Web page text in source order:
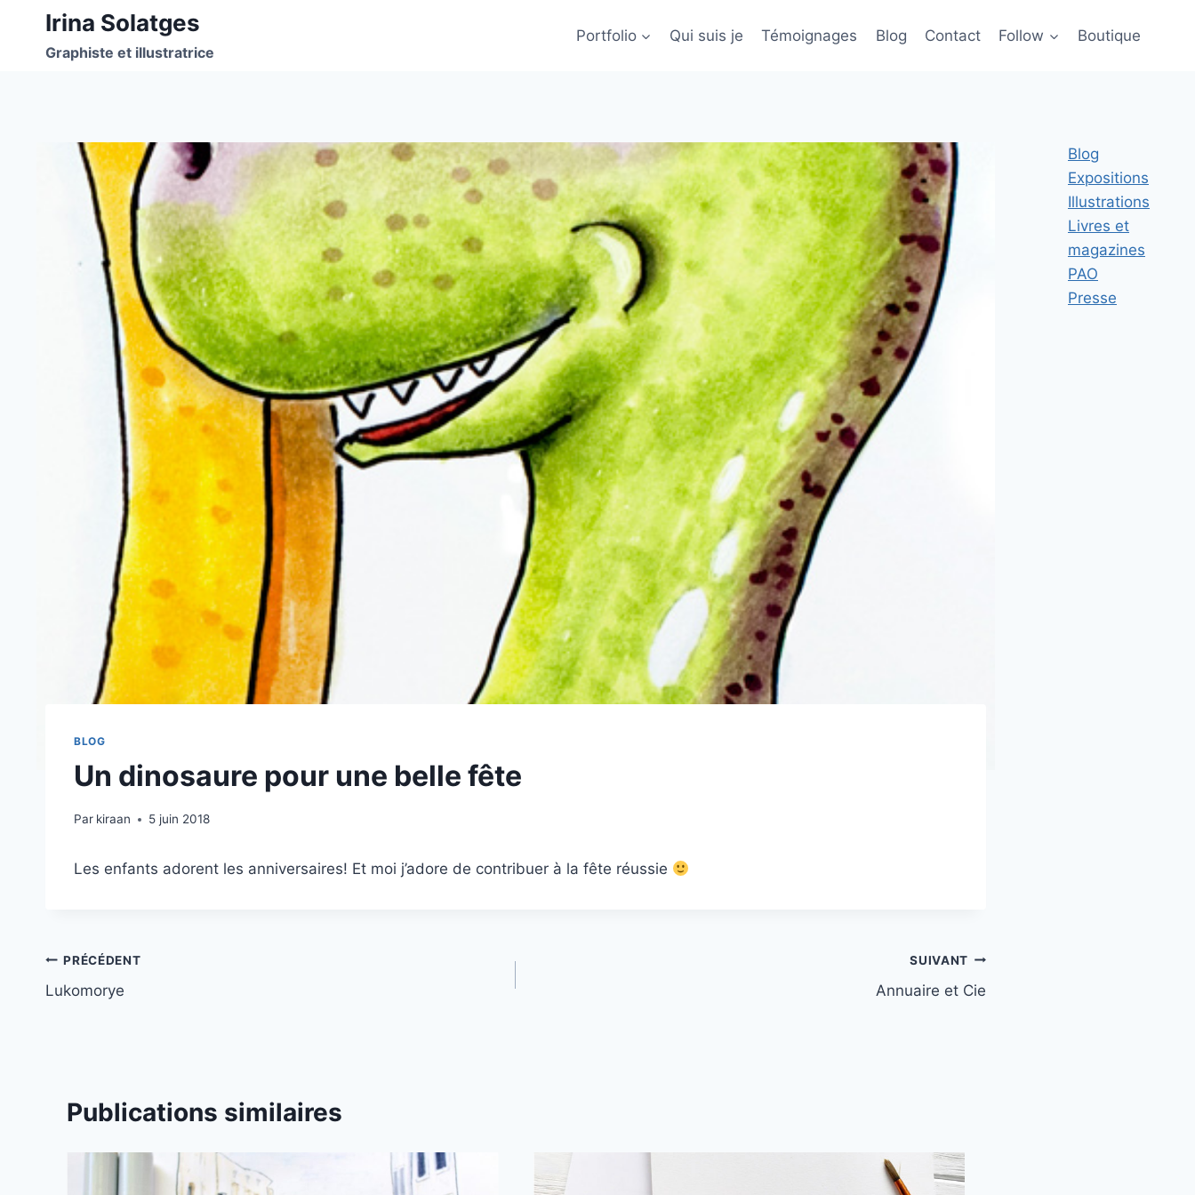
contenu
Irina Solatges
Graphiste et illustratrice
Portfolio Qui suis je Témoignages Blog Contact Follow Boutique
BLOG
Un dinosaure pour une belle fête
Par kiraan 5 juin 2018
Les enfants adorent les anniversaires! Et moi j’adore de contribuer à la fête réussie
Navigation
de
PRÉCÉDENT
Lukomorye
SUIVANT
Annuaire et Cie
Publications similaires
Blog
Expositions
Illustrations
Livres et
magazines
PAO
Presse